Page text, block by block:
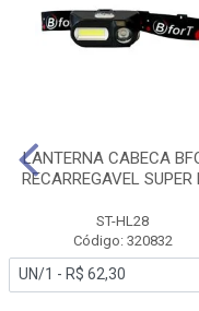
LANTERNA CABECA
RECARREGAVEL SUPER
ST-HL28
Código: 320832